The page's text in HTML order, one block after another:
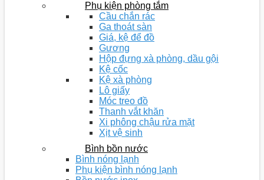
Phụ kiện phòng tắm
Cầu chắn rác
Ga thoát sàn
Giá, kệ để đồ
Gương
Hộp đựng xà phòng, dầu gội
Kệ cốc
Kệ xà phòng
Lô giấy
Móc treo đồ
Thanh vắt khăn
Xi phông chậu rửa mặt
Xịt vệ sinh
Bình bồn nước
Bình nóng lạnh
Phụ kiện bình nóng lạnh